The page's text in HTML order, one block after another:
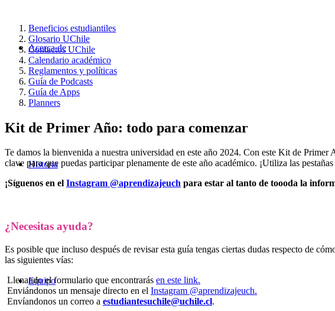
Acerca de
Historia
Equipo
Beneficios estudiantiles
Glosario UChile
Contactos UChile
Calendario académico
Reglamentos y políticas
Guía de Podcasts
Guía de Apps
Planners
Kit de Primer Año: todo para comenzar
Te damos la bienvenida a nuestra universidad en este año 2024. Con este Kit de
clave para que puedas participar plenamente de este año académico. ¡Utiliza las
¡Síguenos en el Instagram @aprendizajeuch para estar al tanto de toooda la
¿Necesitas ayuda?
Es posible que incluso después de revisar esta guía tengas ciertas dudas respecto de
las siguientes vías:
Llenando el formulario que encontrarás en este link.
Enviándonos un mensaje directo en el Instagram @aprendizajeuch.
Envíandonos un correo a estudiantesuchile@uchile.cl.